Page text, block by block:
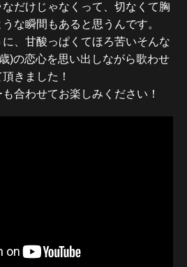
だけじゃなくって、切なくて胸
な瞬間もあると思うんです。
、甘酸っぱくてほろ苦いそんな
)の恋心を思い出しながら歌わせ
頂きました！
合わせてお楽しみください！